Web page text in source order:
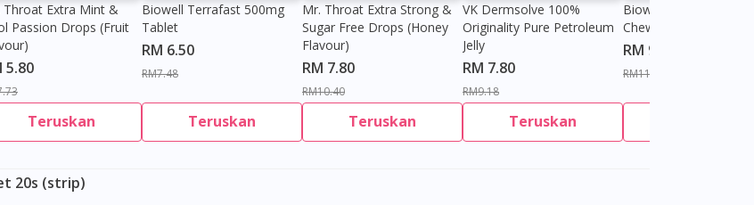
Throat Extra Mint &
Passion Drops (Fruit
5.80
Teruskan
Biowell Terrafast 500mg
Tablet
RM 6.50
RM7.48
Teruskan
Mr. Throat Extra Strong &
Sugar Free Drops (Honey
Flavour)
RM 7.80
RM10.40
Teruskan
VK Dermsolve 100%
Originality Pure Petroleum
Jelly
RM 7.80
RM9.18
Teruskan
Biowell Zeero 200mg
Chewable Tablet
RM 9.80
RM11.27
20s (strip)